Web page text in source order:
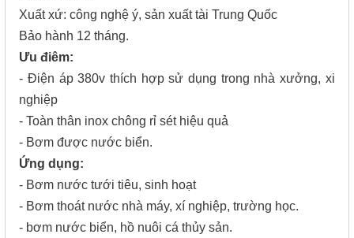
Xuất xứ: công nghệ ý, sản xuất tài Trung Quốc
Bảo hành 12 tháng.
Ưu điêm:
- Điện áp 380v thích hợp sử dụng trong nhà xưởng, xi
nghiệp
- Toàn thân inox chông rỉ sét hiệu quả
- Bơm được nước biển.
Ứng dụng:
- Bơm nước tưới tiêu, sinh hoạt
- Bơm thoát nước nhà máy, xí nghiệp, trường học.
- bơm nước biển, hồ nuôi cá thủy sản.